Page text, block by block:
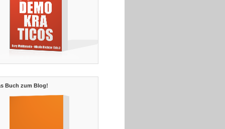
Buch zum Blog!